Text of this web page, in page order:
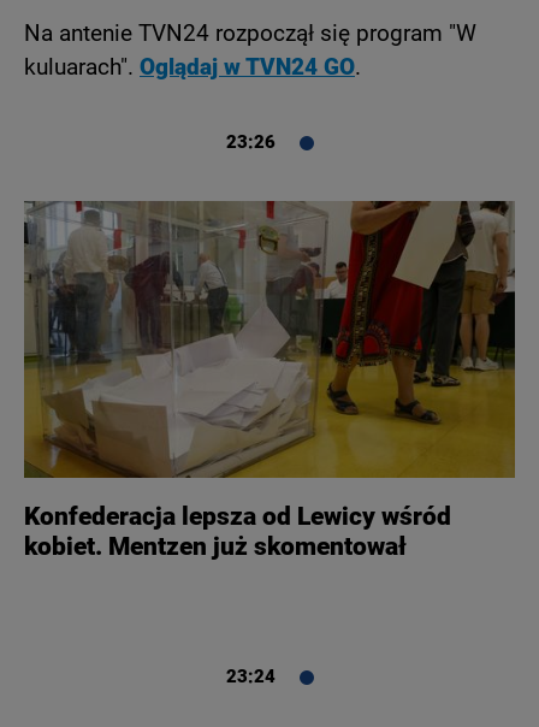
Na antenie TVN24 rozpoczął się program "W
kuluarach". Oglądaj w TVN24 GO.
23:26
Konfederacja lepsza od Lewicy wśród
kobiet. Mentzen już skomentował
23:24